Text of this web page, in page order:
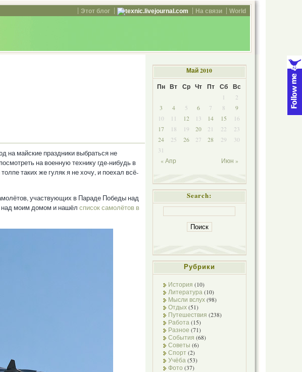
Этот блог texnic.livejournal.com На связи World
на майские праздники выбраться не
на военную технику где-нибудь в
таких же гуляк я не хочу, и поехал всё-
участвующих в Параде Победы над
над моим домом и нашёл список самолётов в
Май 2010
Пн Вт Ср Чт Пт Сб Вс
« Апр Июн »
1
2
3
4 5 6 7 8
9
10
11 12 13 14 15
16
17
18 19 20 21 22
23
24
25 26 27 28 29
30
31
Search:
Рубрики
История (10)
Литература (10)
Мысли вслух(98)
Отдых(51)
Путешествия (238)
Работа (15)
Разное (71)
События (68)
Советы (6)
Спорт(2)
Учёба (53)
Фото (37)